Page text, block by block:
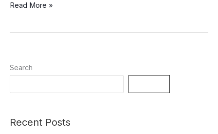
Dealer
Purworedjo
Menarik
Read More »
Search
Recent Posts